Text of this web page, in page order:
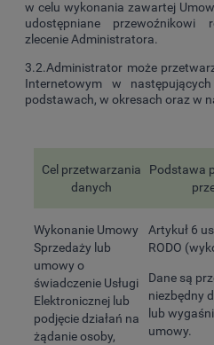
w celu wykonania zawartej
udostępniane przewoźnikowi
zlecenie Administratora.
3.2.Administrator może
Internetowym w
podstawach, w okresach oraz w
Cel przetwarzania
danych
Podstawa
Wykonanie Umowy
Sprzedaży lub
umowy o
świadczenie Usługi
Elektronicznej lub
podjęcie działań na
żądanie osoby,
Artykuł 6
RODO
Dane są
niezbędny
lub
umowy.